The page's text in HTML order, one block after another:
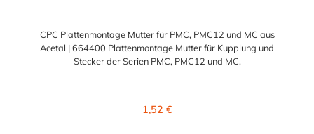
CPC Plattenmontage Mutter für PMC, PMC12 und MC aus
Acetal | 664400 Plattenmontage Mutter für Kupplung und
Stecker der Serien PMC, PMC12 und MC.
Regulärer Preis:
1,52 €